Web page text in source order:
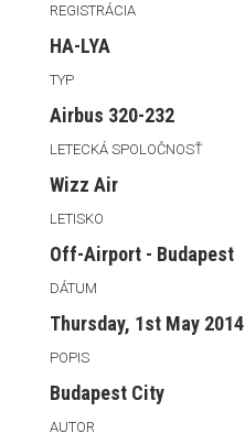
REGISTRÁCIA
HA-LYA
TYP
Airbus 320-232
LETECKÁ SPOLOČNOSŤ
Wizz Air
LETISKO
Off-Airport - Budapest
DÁTUM
Thursday, 1st May 2014
POPIS
Budapest City
AUTOR